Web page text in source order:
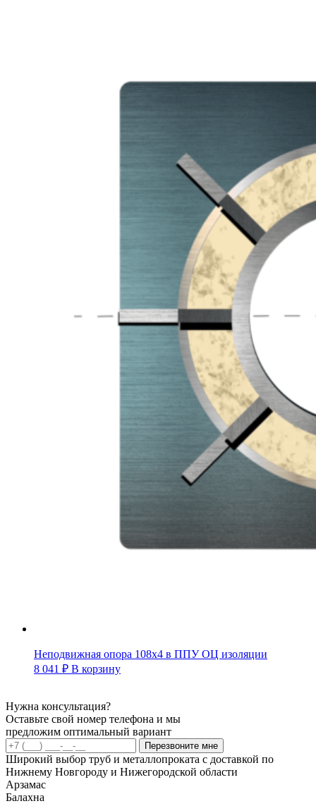
Неподвижная опора 108х4 в ППУ ОЦ изоляции
8 041 ₽ В корзину
Нужна консультация?
Оставьте свой номер телефона и мы
предложим оптимальный вариант
Перезвоните мне
Широкий выбор труб и металлопроката с доставкой по
Нижнему Новгороду и Нижегородской области
Арзамас
Балахна